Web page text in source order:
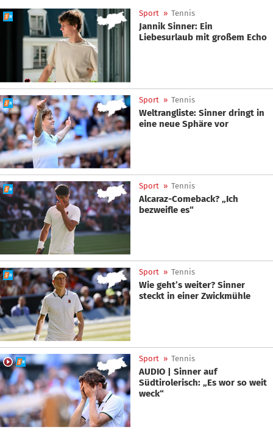
Sport » Tennis
Jannik Sinner: Ein
Liebesurlaub mit großem Echo
Sport » Tennis
Weltrangliste: Sinner dringt in
eine neue Sphäre vor
Sport » Tennis
Alcaraz-Comeback? „Ich
bezweifle es“
Sport » Tennis
Wie geht’s weiter? Sinner
steckt in einer Zwickmühle
Sport » Tennis
AUDIO | Sinner auf
Südtirolerisch: „Es wor so weit
weck“